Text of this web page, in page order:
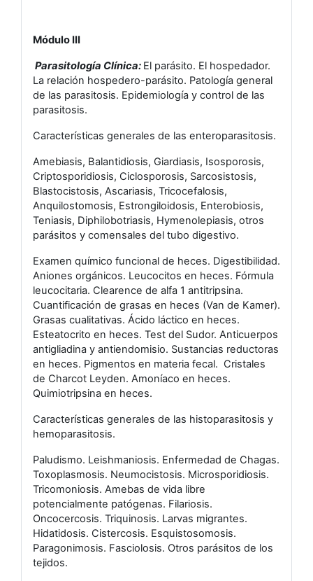
Módulo III
Parasitología Clínica: El parásito. El hospedador.
La relación hospedero-parásito. Patología general
de las parasitosis. Epidemiología y control de las
parasitosis.
Características generales de las enteroparasitosis.
Amebiasis, Balantidiosis, Giardiasis, Isosporosis,
Criptosporidiosis, Ciclosporosis, Sarcosistosis,
Blastocistosis, Ascariasis, Tricocefalosis,
Anquilostomosis, Estrongiloidosis, Enterobiosis,
Teniasis, Diphilobotriasis, Hymenolepiasis, otros
parásitos y comensales del tubo digestivo.
Examen químico funcional de heces. Digestibilidad.
Aniones orgánicos. Leucocitos en heces. Fórmula
leucocitaria. Clearence de alfa 1 antitripsina.
Cuantificación de grasas en heces (Van de Kamer).
Grasas cualitativas. Ácido láctico en heces.
Esteatocrito en heces. Test del Sudor. Anticuerpos
antigliadina y antiendomisio. Sustancias reductoras
en heces. Pigmentos en materia fecal. Cristales
de Charcot Leyden. Amoníaco en heces.
Quimiotripsina en heces.
Características generales de las histoparasitosis y
hemoparasitosis.
Paludismo. Leishmaniosis. Enfermedad de Chagas.
Toxoplasmosis. Neumocistosis. Microsporidiosis.
Tricomoniosis. Amebas de vida libre
potencialmente patógenas. Filariosis.
Oncocercosis. Triquinosis. Larvas migrantes.
Hidatidosis. Cistercosis. Esquistosomosis.
Paragonimosis. Fasciolosis. Otros parásitos de los
tejidos.